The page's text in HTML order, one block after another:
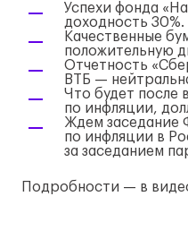
Успехи фонда
доходность 30%.
Качественные
положительную
Отчетность
ВТБ —
Что будет
по инфляции,
Ждем заседание
по инфляции в
за заседанием
Подробности — в